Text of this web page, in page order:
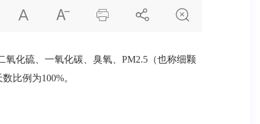
    
化硫、一氧化碳、臭氧、PM2.5（也称细颗
比例为100%。